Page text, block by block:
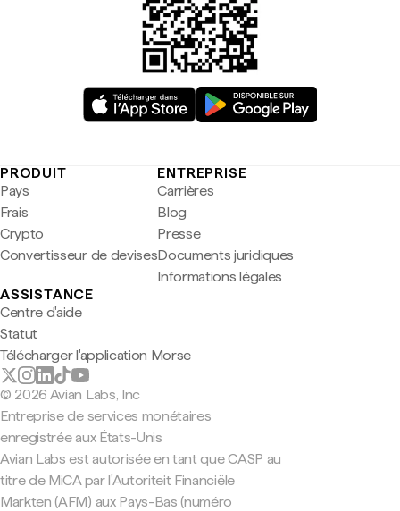
PRODUIT
Pays
Frais
Crypto
Convertisseur de devises
ENTREPRISE
Carrières
Blog
Presse
Documents juridiques
Informations légales
ASSISTANCE
Centre d'aide
Statut
Télécharger l'application Morse
© 2026 Avian Labs, Inc
Entreprise de services monétaires
enregistrée aux États-Unis
Avian Labs est autorisée en tant que CASP au
titre de MiCA par l'Autoriteit Financiële
Markten (AFM) aux Pays-Bas (numéro